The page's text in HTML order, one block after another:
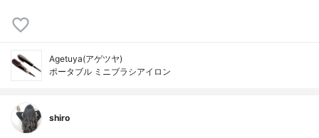
Agetuya(アゲツヤ)
ポータブル ミニブラシアイロン
shiro